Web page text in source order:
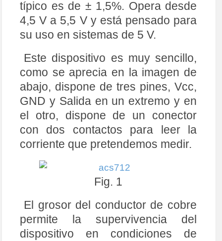
típico es de ± 1,5%. Opera desde
4,5 V a 5,5 V y está pensado para
su uso en sistemas de 5 V.
Este dispositivo es muy sencillo,
como se aprecia en la imagen de
abajo, dispone de tres pines, Vcc,
GND y Salida en un extremo y en
el otro, dispone de un conector
con dos contactos para leer la
corriente que pretendemos medir.
Fig. 1
El grosor del conductor de cobre
permite la supervivencia del
dispositivo en condiciones de